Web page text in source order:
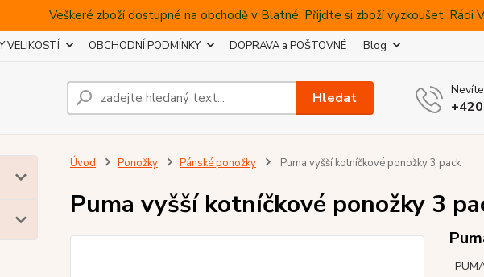
Veškeré zboží dostupné na obchodě v Blatné. Přijdte si zboží vyzkoušet. Rádi
VELIKOSTÍ OBCHODNÍ PODMÍNKY DOPRAVA a POŠTOVNÉ Blog
Hledat
Úvod Ponožky Pánské ponožky Puma vyšší kotníčkové ponožky 3 pack
Puma vyšší kotníčkové ponožky 3